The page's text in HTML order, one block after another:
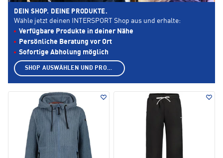
DEIN SHOP. DEINE PRODUKTE.
Wähle jetzt deinen INTERSPORT Shop aus und erhalte:
Verfügbare Produkte in deiner Nähe
Persönliche Beratung vor Ort
Sofortige Abholung möglich
SHOP AUSWÄHLEN UND PRODUKTE ANZEIGEN